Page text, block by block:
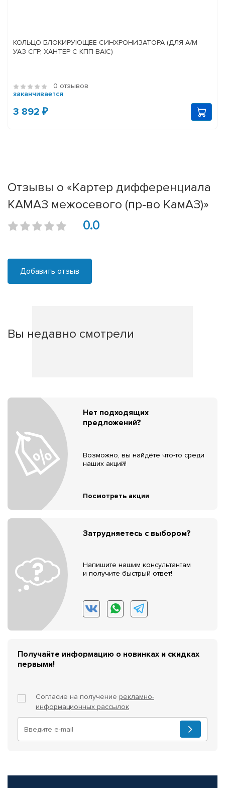
КОЛЬЦО БЛОКИРУЮЩЕЕ СИНХРОНИЗАТОРА (ДЛЯ А/М
УАЗ СГР, ХАНТЕР С КПП BAIC)
0 отзывов
заканчивается
3 892 ₽
Отзывы о «Картер дифференциала
КАМАЗ межосевого (пр-во КамАЗ)»
0.0
Добавить отзыв
Вы недавно смотрели
Нет подходящих
предложений?
Возможно, вы найдёте что-то среди
наших акций!
Посмотреть акции
Затрудняетесь с выбором?
Напишите нашим консультантам
и получите быстрый ответ!
Получайте информацию о новинках и скидках
первыми!
Согласие на получение рекламно-
информационных рассылок